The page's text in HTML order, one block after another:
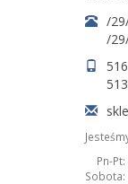
/
/
Pn-Pt:
Sobota: